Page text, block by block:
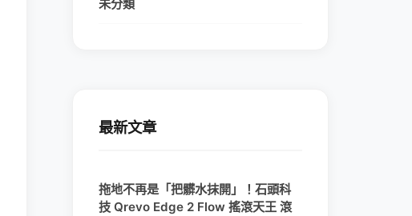
未分類
最新文章
拖地不再是「把髒水抹開」！石頭科
技 Qrevo Edge 2 Flow 搖滾天王 滾